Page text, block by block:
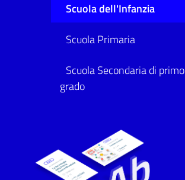
Scuola dell'Infanzia
Scuola Primaria
Scuola Secondaria di primo
grado